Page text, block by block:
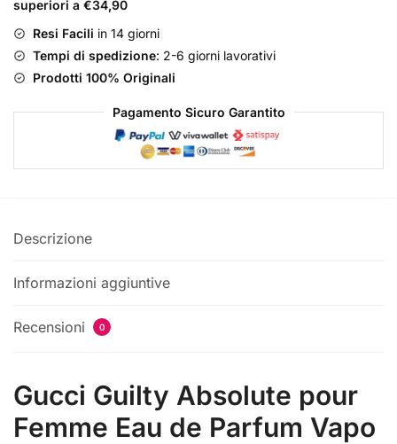
de
Parfum
quantità
superiori a €34,90
Resi Facili in 14 giorni
Tempi di spedizione: 2-6 giorni lavorativi
Prodotti 100% Originali
Pagamento Sicuro Garantito
Descrizione
Informazioni aggiuntive
Recensioni 0
Gucci Guilty Absolute pour
Femme Eau de Parfum Vapo